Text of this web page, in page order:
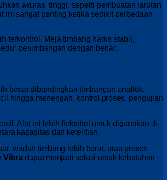
akurasi tinggi, seperti pembuatan larutan
ini sangat penting ketika sedikit perbedaan
terkontrol. Meja timbang harus stabil,
penimbangan dengan benar.
besar dibandingkan timbangan analitik.
hingga menengah, kontrol proses, pengujian
Alat ini lebih fleksibel untuk digunakan di
kapasitas dan ketelitian.
wadah timbang lebih berat, atau proses
Vibra dapat menjadi solusi untuk kebutuhan